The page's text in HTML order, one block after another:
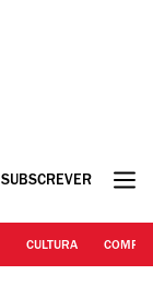
SUBSCREVER
CULTURA